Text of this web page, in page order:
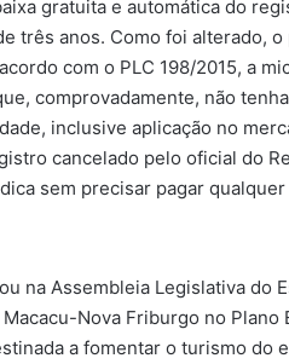
gratuita e automática do
três anos. Como foi alterado,
com o PLC 198/2015, a
comprovadamente, não
inclusive aplicação no
cancelado pelo oficial do
sem precisar pagar qualquer
na Assembleia Legislativa do
Nova Friburgo no Plano
a fomentar o turismo do